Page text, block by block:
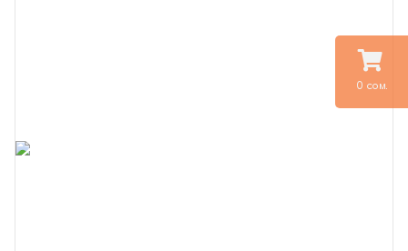
0 сом.